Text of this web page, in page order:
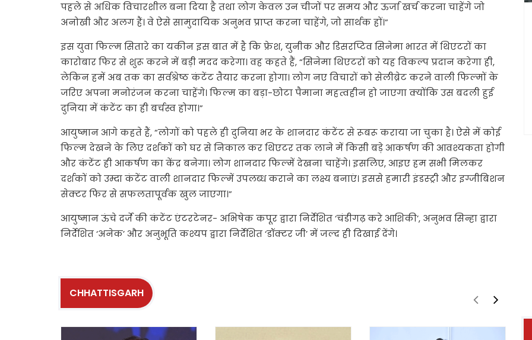
पहले से अधिक विचारशील बना दिया है तथा लोग केवल उन चीजों पर समय और ऊर्जा खर्च करना चाहेंगे जो
अनोखी और अलग हैं। वे ऐसे सामुदायिक अनुभव प्राप्त करना चाहेंगे, जो सार्थक हों।”
इस युवा फिल्म सितारे का यकीन इस बात में है कि फ्रेश, युनीक और डिसरप्टिव सिनेमा भारत में थिएटरों का
कारोबार फिर से शुरू करने में बड़ी मदद करेगा। वह कहते हैं, “सिनेमा थिएटरों को यह विकल्प प्रदान करेगा ही,
लेकिन हमें अब तक का सर्वश्रेष्ठ कंटेंट तैयार करना होगा। लोग नए विचारों को सेलीब्रेट करने वाली फिल्मों के
जरिए अपना मनोरंजन करना चाहेंगे। फिल्म का बड़ा-छोटा पैमाना महत्वहीन हो जाएगा क्योंकि उस बदली हुई
दुनिया में कंटेंट का ही बर्चस्व होगा।”
आयुष्मान आगे कहते हैं, “लोगों को पहले ही दुनिया भर के शानदार कंटेंट से रूबरू कराया जा चुका है। ऐसे में कोई
फिल्म देखने के लिए दर्शकों को घर से निकाल कर थिएटर तक लाने में किसी बड़े आकर्षण की आवश्यकता होगी
और कंटेंट ही आकर्षण का केंद्र बनेगा। लोग शानदार फिल्में देखना चाहेंगे। इसलिए, आइए हम सभी मिलकर
दर्शकों को उम्दा कंटेंट वाली शानदार फिल्में उपलब्ध कराने का लक्ष्य बनाएं। इससे हमारी इंडस्ट्री और इग्जीबिशन
सेक्टर फिर से सफलतापूर्वक खुल जाएगा।”
आयुष्मान ऊंचे दर्जे की कंटेंट एंटरटेनर- अभिषेक कपूर द्वारा निर्देशित ‘चंडीगढ़ करे आशिकी’, अनुभव सिन्हा द्वारा
निर्देशित ‘अनेक’ और अनुभूति कश्यप द्वारा निर्देशित ‘डॉक्टर जी’ में जल्द ही दिखाई देंगे।
CHHATTISGARH